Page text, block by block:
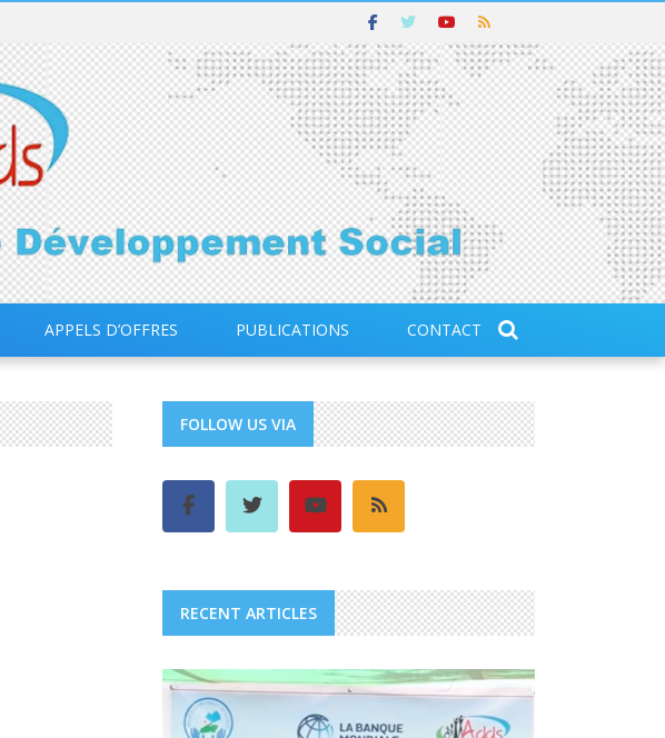
APPELS D’OFFRES PUBLICATIONS CONTACT
FOLLOW US VIA
RECENT ARTICLES